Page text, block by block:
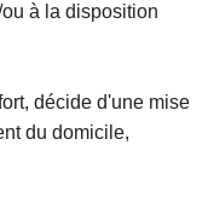
à la disposition
décide d'une mise
du domicile,